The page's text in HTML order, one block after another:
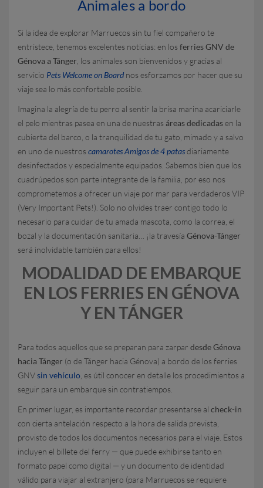
Animales a bordo
Si la idea de explorar Marruecos sin tu fiel compañero te
entristece, tenemos excelentes noticias: en los ferries GNV de
Génova a Tánger , los animales son bienvenidos y gracias al
servicio Pets Welcome on Board nos esforzamos por hacer que su
viaje sea lo más confortable posible.
Imagina la alegría de tu perro al sentir la brisa marina acariciarle
el pelo mientras pasea en una de nuestras áreas dedicadasen la
cubierta del barco, o la tranquilidad de tu gato, mimado y a salvo
en uno de nuestros camarotes Amigos de 4 patasdiariamente
desinfectados y especialmente equipados. Sabemos bien que los
cuadrúpedos son parte integrante de la familia, por eso nos
comprometemos a ofrecer un viaje por mar para verdaderos VIP
(Very Important Pets!). Solo no olvides traer contigo todo lo
necesario para cuidar de tu amada mascota, como la correa, el
bozal y la documentación sanitaria… ¡la travesía Génova-Tánger
será inolvidable también para ellos!
MODALIDAD DE EMBARQUE
EN LOS FERRIES EN GÉNOVA
Y EN TÁNGER
Para todos aquellos que se preparan para zarpar desde Génova
hacia Tánger (o de Tánger hacia Génova) a bordo de los ferries
GNVsin vehículo , es útil conocer en detalle los procedimientos a
seguir para un embarque sin contratiempos.
En primer lugar, es importante recordar presentarse al check-in
con cierta antelación respecto a la hora de salida prevista,
provisto de todos los documentos necesarios para el viaje. Estos
incluyen el billete del ferry — que puede exhibirse tanto en
formato papel como digital — y un documento de identidad
válido para viajar al extranjero (para Marruecos se requiere